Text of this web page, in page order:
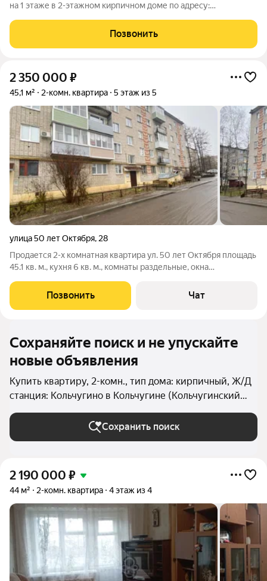
на 1 этаже в 2-этажном кирпичном доме по адресу:
квартире прилагается гараж во дворе для парковки
автомобиля. Характеристики
Позвонить
2 350 000 ₽
45,1 м² 2-комн. квартира 5 этаж из 5
улица 50 лет Октября, 28
Продается 2-х комнатная квартира ул. 50 лет Октября площадь
45.1 кв. м., кухня 6 кв. м., комнаты раздельные, окна
Цена 2 млн. 350 тыс.руб.
Позвонить Чат
Сохраняйте поиск и не упускайте
новые объявления
Купить квартиру, 2-комн., тип дома: кирпичный, Ж/Д
станция: Кольчугино в Кольчугине (Кольчугинский
округ)
Сохранить поиск
2 190 000 ₽
44 м² 2-комн. квартира 4 этаж из 4